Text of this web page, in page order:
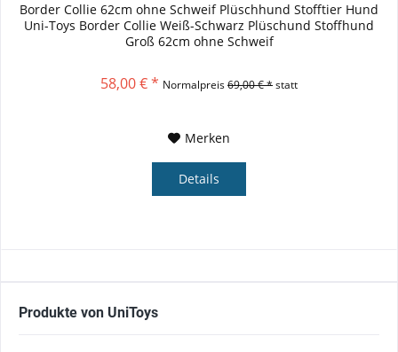
Border Collie 62cm ohne Schweif Plüschhund Stofftier Hund
Uni-Toys Border Collie Weiß-Schwarz Plüschund Stoffhund
Groß 62cm ohne Schweif
58,00 € * Normalpreis69,00 € *statt
Merken
Details
Produkte von UniToys